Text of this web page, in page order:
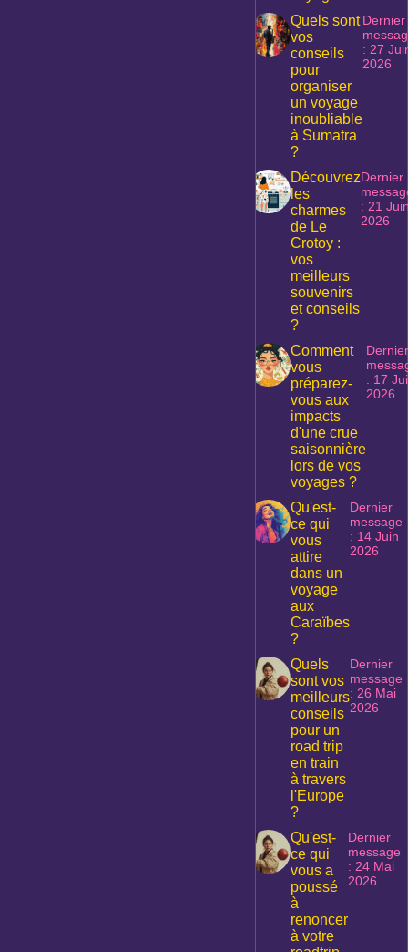
Quels sont
vos
conseils
pour
organiser
un voyage
inoubliable
à Sumatra
?
Dernier
: 27
2026
Découvrez
les
charmes
de Le
Crotoy :
vos
meilleurs
souvenirs
et conseils
?
Dernier
: 21
2026
Comment
vous
préparez-
vous aux
impacts
d'une crue
saisonnière
lors de vos
voyages ?
Dernier
: 17
2026
Qu'est-
ce qui
vous
attire
dans un
voyage
aux
Caraïbes
?
Dernier
message
: 14 Juin
2026
Quels
sont vos
meilleurs
conseils
pour un
road trip
en train
à travers
l'Europe
?
Dernier
message
: 26 Mai
2026
Qu'est-
ce qui
vous a
poussé
à
renoncer
à votre
Dernier
message
: 24 Mai
2026